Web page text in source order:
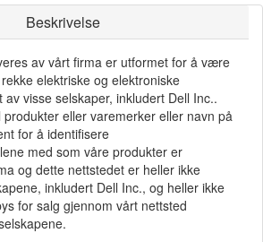
Beskrivelse
av vårt firma er utformet for å være
elektriske og elektroniske
visse selskaper, inkludert Dell Inc..
eller varemerker eller navn på
for å identifisere
med som våre produkter er
og dette nettstedet er heller ikke
inkludert Dell Inc., og heller ikke
for salg gjennom vårt nettsted